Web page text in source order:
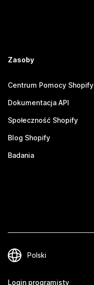
Zasoby
Centrum Pomocy Shopify
Dokumentacja API
Społeczność Shopify
Blog Shopify
Badania
Login programisty